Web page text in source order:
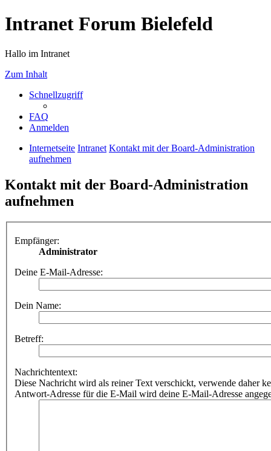
Intranet Forum Bielefeld
Hallo im Intranet
Zum Inhalt
Schnellzugriff
FAQ
Anmelden
Internetseite Intranet Kontakt mit der Board-Administration
aufnehmen
Kontakt mit der Board-Administration
aufnehmen
Empfänger:
Administrator
Deine E-Mail-Adresse:
Dein Name:
Betreff:
Nachrichtentext:
Diese Nachricht wird als reiner Text verschickt, verwende daher
Antwort-Adresse für die E-Mail wird deine E-Mail-Adresse